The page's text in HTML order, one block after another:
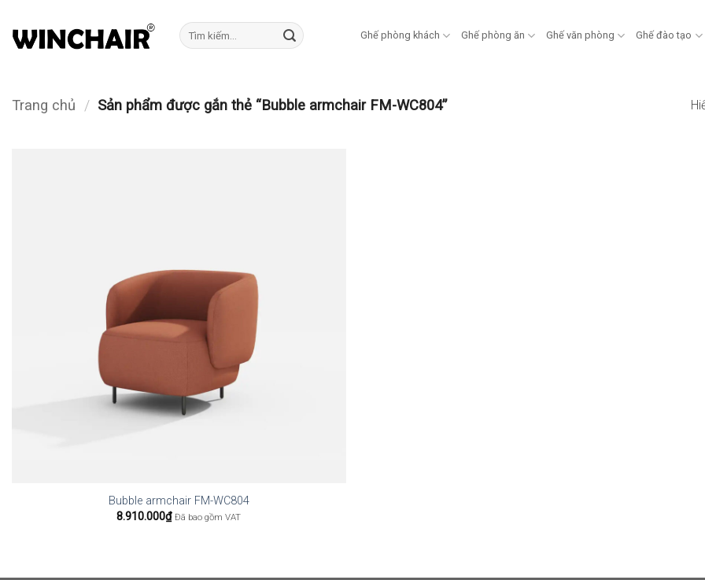
qua
Tìm
kiếm:
Ghế phòng khách Ghế phòng ăn Ghế văn phòng Ghế đào tạo
Trang chủ / Sản phẩm được gắn thẻ “Bubble armchair FM-WC804”
Bubble armchair FM-WC804
8.910.000₫ Đã bao gồm VAT